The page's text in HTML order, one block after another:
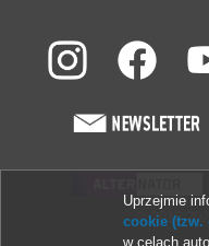
© 2013-
Uprzejmie
cookie (tzw.
w celach